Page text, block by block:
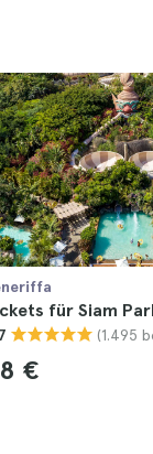
für Siam
(1.495
€